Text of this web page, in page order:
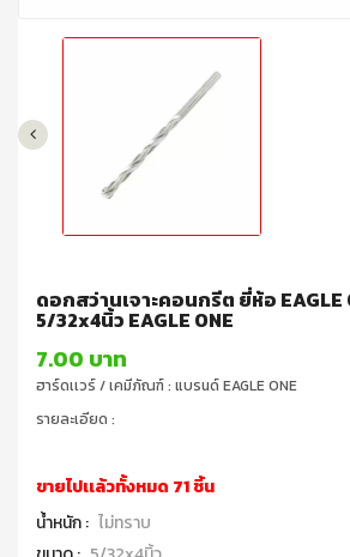
ดอกสว่านเจาะคอนกรีต ยี่ห้อ EAGLE
5/32x4นิ้ว EAGLE ONE
7.00 บาท
ฮาร์ดเเวร์ / เคมีภัณฑ์ : แบรนด์ EAGLE ONE
รายละเอียด :
ขายไปเเล้วทั้งหมด 71 ชิ้น
น้ำหนัก : ไม่ทราบ